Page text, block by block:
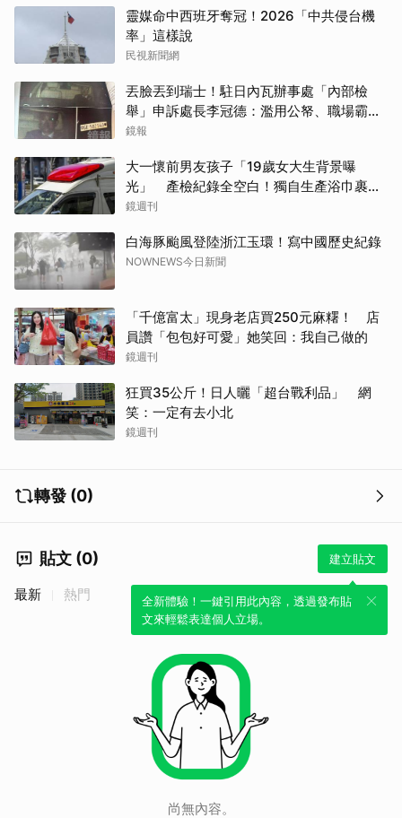
靈媒命中西班牙奪冠！2026「中共侵台機
率」這樣說
民視新聞網
丟臉丟到瑞士！駐日內瓦辦事處「內部檢
舉」申訴處長李冠德：濫用公帑、職場霸
凌、超速仔拒繳罰單 外交部要查了
鏡報
大一懷前男友孩子「19歲女大生背景曝
光」 產檢紀錄全空白！獨自生產浴巾裹嬰
屍藏家5天
鏡週刊
白海豚颱風登陸浙江玉環！寫中國歷史紀錄
NOWNEWS今日新聞
「千億富太」現身老店買250元麻糬！ 店
員讚「包包好可愛」她笑回：我自己做的
鏡週刊
狂買35公斤！日人曬「超台戰利品」 網
笑：一定有去小北
鏡週刊
轉發 (0)
貼文 (0) 建立貼文
全新體驗！一鍵引用此內容，透過發布貼
文來輕鬆表達個人立場。
最新 熱門
尚無內容。